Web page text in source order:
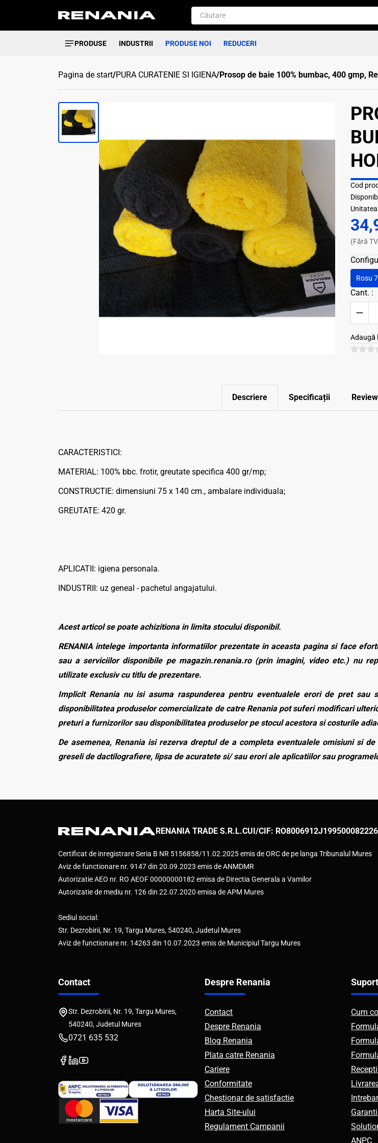
PRODUSE INDUSTRII PRODUSE NOI REDUCERI
Pagina de start/PURA CURATENIE SI IGIENA/Prosop de baie 100% bumbac, 400 gmp,
Cod
(Fără
Rosu
Cant. :
Adaugă
Descriere Specificații
CARACTERISTICI:
MATERIAL: 100% bbc. frotir, greutate specifica 400 gr/mp;
CONSTRUCTIE: dimensiuni 75 x 140 cm., ambalare individuala;
GREUTATE: 420 gr.
APLICATII: igiena personala.
INDUSTRII: uz geneal - pachetul angajatului.
Acest articol se poate achizitiona in limita stocului disponibil.
RENANIA intelege importanta informatiilor prezentate in aceasta pagina si face
sau a serviciilor disponibile pe magazin.renania.ro (prin imagini, video etc.) nu
utilizate exclusiv cu titlu de prezentare.
Implicit Renania nu isi asuma raspunderea pentru eventualele erori de pret
disponibilitatea produselor comercializate de catre Renania pot suferi modificari
preturi a furnizorilor sau disponibilitatea produselor pe stocul acestora si costurile
De asemenea, Renania isi rezerva dreptul de a completa eventualele omisiuni si
greseli de dactilografiere, lipsa de acuratete si/ sau erori ale aplicatiilor sau
RENANIA TRADE S.R.L.CUI/CIF: RO8006912
Certificat de inregistrare Seria B NR 5156858/11.02.2025 emis de ORC de pe langa Tribunalul Mures
Aviz de functionare nr. 9147 din 20.09.2023 emis de ANMDMR
Autorizatie AEO nr. RO AEOF 00000000182 emisa de Directia Generala a Vamilor
Autorizatie de mediu nr. 126 din 22.07.2020 emisa de APM Mures
Sediul social:
Str. Dezrobirii, Nr. 19, Targu Mures, 540240, Judetul Mures
Aviz de functionare nr. 14263 din 10.07.2023 emis de Municipiul Targu Mures
Contact
Str. Dezrobirii, Nr. 19, Targu Mures,
540240, Judetul Mures
0721 635 532
Despre Renania
Contact
Despre Renania
Blog Renania
Plata catre Renania
Cariere
Conformitate
Chestionar de satisfactie
Harta Site-ului
Regulament Campanii
Suport
Cum
ANPC